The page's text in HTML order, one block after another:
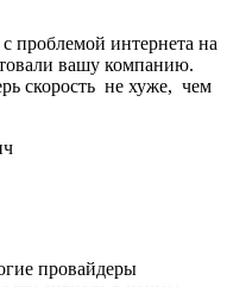
проблемой интернета на
вашу компанию.
скорость не хуже, чем
провайдеры